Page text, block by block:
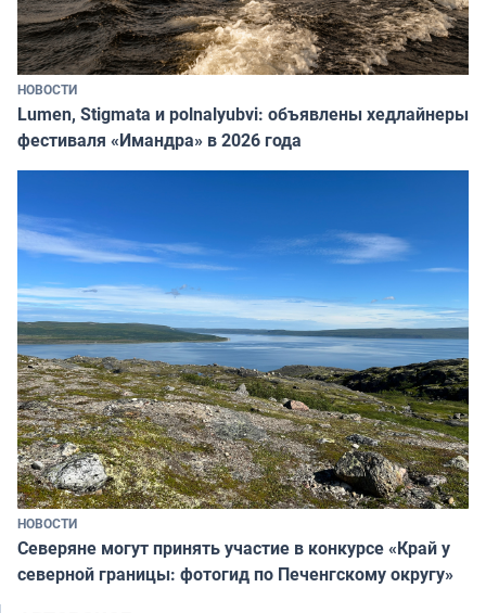
НОВОСТИ
Lumen, Stigmata и polnalyubvi: объявлены хедлайнеры
фестиваля «Имандра» в 2026 года
НОВОСТИ
Северяне могут принять участие в конкурсе «Край у
северной границы: фотогид по Печенгскому округу»